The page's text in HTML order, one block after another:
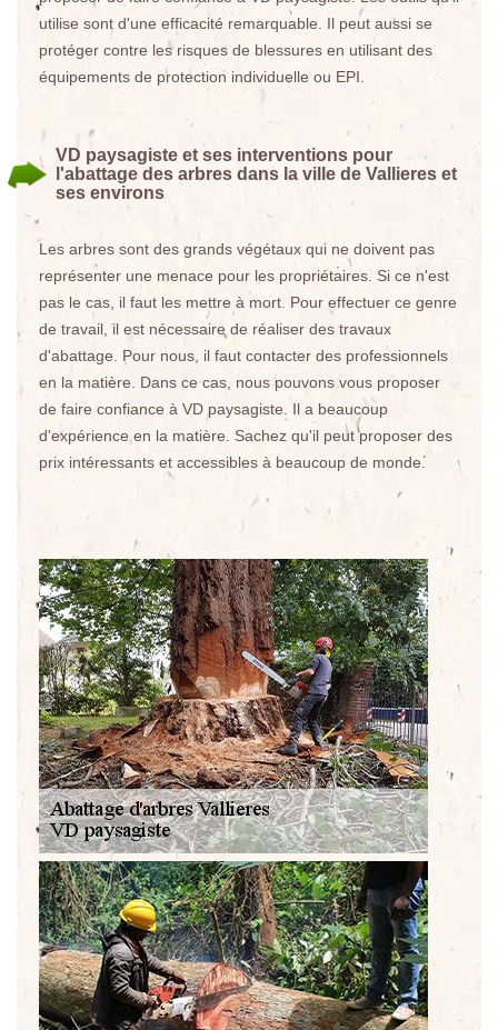
utilise sont d'une efficacité remarquable. Il peut aussi se
protéger contre les risques de blessures en utilisant des
équipements de protection individuelle ou EPI.
VD paysagiste et ses interventions pour
l'abattage des arbres dans la ville de Vallieres et
ses environs
Les arbres sont des grands végétaux qui ne doivent pas
représenter une menace pour les propriétaires. Si ce n'est
pas le cas, il faut les mettre à mort. Pour effectuer ce genre
de travail, il est nécessaire de réaliser des travaux
d'abattage. Pour nous, il faut contacter des professionnels
en la matière. Dans ce cas, nous pouvons vous proposer
de faire confiance à VD paysagiste. Il a beaucoup
d'expérience en la matière. Sachez qu'il peut proposer des
prix intéressants et accessibles à beaucoup de monde.